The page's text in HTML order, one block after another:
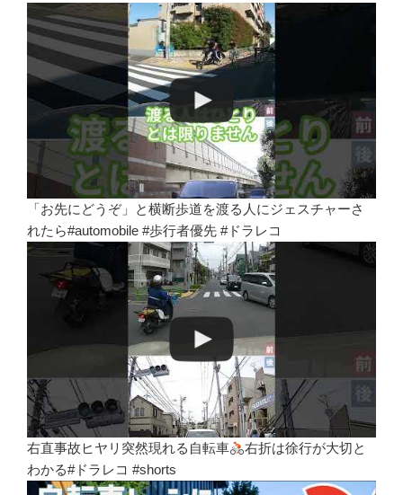
「お先にどうぞ」と横断歩道を渡る人にジェスチャーさ
れたら#automobile #歩行者優先 #ドラレコ
右直事故ヒヤリ突然現れる自転車
右折は徐行が大切と
わかる#ドラレコ #shorts